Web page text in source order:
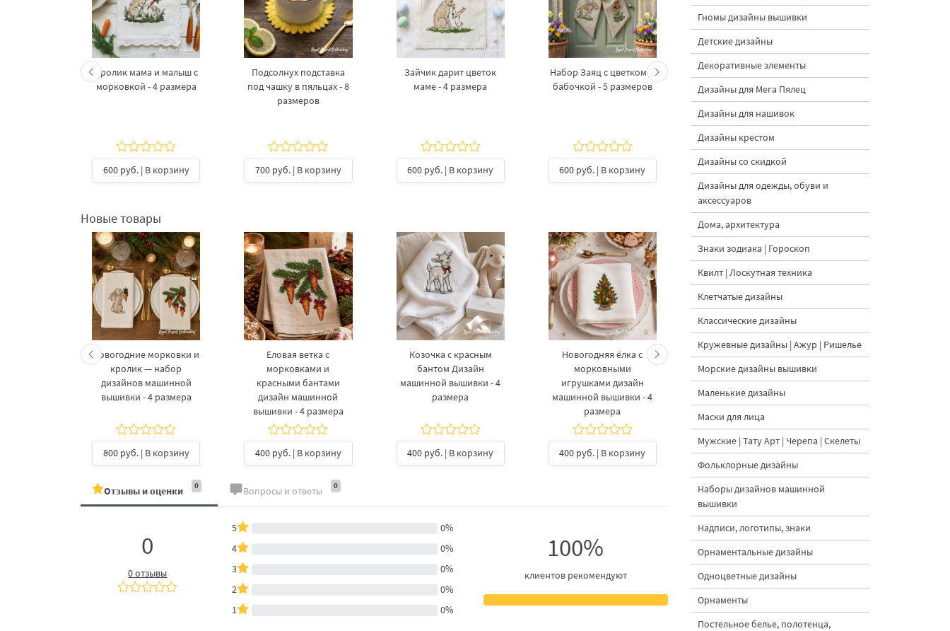
Кролик мама и малыш с
морковкой - 4 размера
600 руб.| В корзину
Подсолнух подставка
под чашку в пяльцах - 8
размеров
700 руб.| В корзину
Зайчик дарит цветок
маме - 4 размера
600 руб. | В корзину
Набор Заяц с цветком и
бабочкой - 5 размеров
600 руб. | В корзину
Заяц с цветком и
бабочкой - 5 размеров
| В корзину
бабочкой - 5
Новые товары
Новогодние морковки и
кролик — набор
дизайнов машинной
вышивки - 4 размера
800 руб.| В корзину
Еловая ветка с
морковками и
красными бантами
дизайн машинной
вышивки - 4 размера
400 руб.| В корзину
Козочка с красным
бантом Дизайн
машинной вышивки - 4
размера
400 руб. | В корзину
Новогодняя ёлка с
морковными
игрушками дизайн
машинной вышивки - 4
размера
400 руб. | В корзину
Кролик украшает ёлку
морковками дизайн
машинной вышивки - 3
размера
500 руб.| В корзину
Новогодний зайчик
подвесками на елке
500 руб.
Отзывы и оценки 0 Вопросы и ответы 0
0
0 отзывы
5
0%
4
0%
3
0%
2
0%
1
0%
100%
клиентов рекомендуют
Гномы дизайны вышивки
Детские дизайны
Декоративные элементы
Дизайны для Мега Пялец
Дизайны для нашивок
Дизайны крестом
Дизайны со скидкой
Дизайны для одежды, обуви и
аксессуаров
Дома, архитектура
Знаки зодиака | Гороскоп
Квилт | Лоскутная техника
Клетчатые дизайны
Классические дизайны
Кружевные дизайны | Ажур | Ришелье
Морские дизайны вышивки
Маленькие дизайны
Маски для лица
Мужские | Тату Арт | Черепа | Скелеты
Фольклорные дизайны
Наборы дизайнов машинной
вышивки
Надписи, логотипы, знаки
Орнаментальные дизайны
Одноцветные дизайны
Орнаменты
Постельное белье, полотенца,